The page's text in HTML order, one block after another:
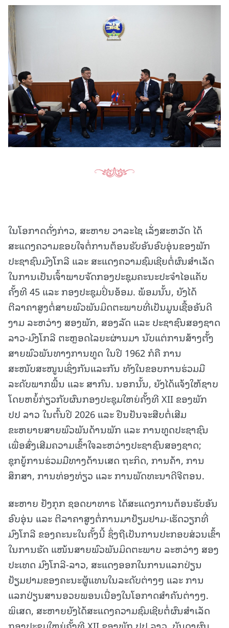
ໃນໂອກາດດັ່ງກ່າວ, ສະຫາຍ ວາລະໄຊ ເລັ່ງສະຫວັດ ໄດ້
ສະແດງຄວາມຂອບໃຈຕໍ່ການຕ້ອນຮັບອັນອົບອຸ່ນຂອງພັກ
ປະຊາຊົນມົງໂກລີ ແລະ ສະແດງຄວາມຊົມເຊີຍຕໍ່ຜົນສໍາເລັດ
ໃນການເປັນເຈົ້າພາບຈັດກອງປະຊຸມຄະນະປະຈໍາໄອແຄັບ
ຄັ້ງທີ 45 ແລະ ກອງປະຊຸມປິ່ນອ້ອມ. ພ້ອມນັ້ນ, ຍັງໄດ້
ຕີລາຄາສູງຕໍ່ສາຍພົວພັນມິດຕະພາບທີ່ເປັນມູນເຊື້ອອັນດີ
ງາມ ລະຫວ່າງ ສອງພັກ, ສອງລັດ ແລະ ປະຊາຊົນສອງຊາດ
ລາວ-ມົງໂກລີ ຕະຫຼອດໄລຍະຜ່ານມາ ນັບແຕ່ການສ້າງຕັ້ງ
ສາຍພົວພັນທາງການທູດ ໃນປີ 1962 ກໍຄື ການ
ສະໜັບສະໜູນເຊິ່ງກັນແລະກັນ ທັງໃນຂອບການຮ່ວມມື
ລະດັບພາກພື້ນ ແລະ ສາກົນ. ນອກນັ້ນ, ຍັງໄດ້ແຈ້ງໃຫ້ຊາບ
ໂດຍຫຍໍ້ກ່ຽວກັບຜົນກອງປະຊຸມໃຫຍ່ຄັ້ງທີ XII ຂອງພັກ
ປປ ລາວ ໃນຕົ້ນປີ 2026 ແລະ ຢືນຢັນຈະສືບຕໍ່ເສີມ
ຂະຫຍາຍສາຍພົວພັນດ້ານພັກ ແລະ ການທູດປະຊາຊົນ
ເພື່ອສົ່ງເສີມຄວາມເຂົ້າໃຈລະຫວ່າງປະຊາຊົນສອງຊາດ;
ຊຸກຍູ້ການຮ່ວມມືທາງດ້ານເສດ ຖະກິດ, ການຄ້າ, ການ
ສຶກສາ, ການທ່ອງທ່ຽວ ແລະ ການພັດທະນາດີຈີຕອນ.
ສະຫາຍ ຢັງກຸກ ຊອດບາທາຣ ໄດ້ສະແດງການຕ້ອນຮັບອັນ
ອົບອຸ່ນ ແລະ ຕີລາຄາສູງຕໍ່ການມາຢ້ຽມຢາມ-ເຮັດວຽກທີ່
ມົງໂກລີ ຂອງຄະນະໃນຄັ້ງນີ້ ຊຶ່ງຖືເປັນການປະກອບສ່ວນເຂົ້າ
ໃນການຮັດ ແໜ້ນສາຍພົວພັນມິດຕະພາບ ລະຫວ່າງ ສອງ
ປະເທດ ມົງໂກລີ-ລາວ, ສະແດງອອກໃນການແລກປ່ຽນ
ຢ້ຽມຢາມຂອງຄະນະຜູ້ແທນໃນລະດັບຕ່າງໆ ແລະ ການ
ແລກປ່ຽນສານອວຍພອນເນື່ອງໃນໂອກາດສໍາຄັນຕ່າງໆ.
ພິເສດ, ສະຫາຍຍັງໄດ້ສະແດງຄວາມຊົມເຊີຍຕໍ່ຜົນສໍາເລັດ